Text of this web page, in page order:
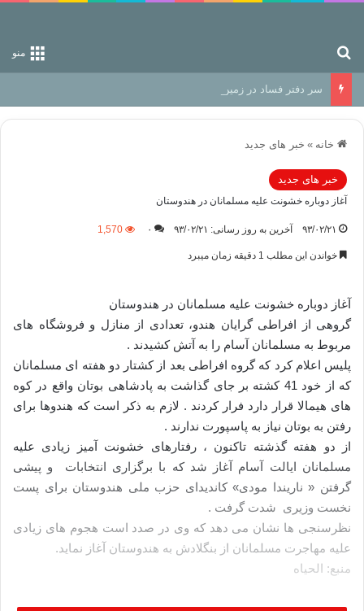
منو
سر دفتر فساد در زمین‌، دوری وکناره‌گیری از راه خداست‌!
خانه » خبر های جدید
خبر های جدید
آغاز دوباره خشونت علیه مسلمانان در هندوستان
۹۳/۰۲/۲۱ آخرین به روز رسانی: ۹۳/۰۲/۲۱ ۰ 1,570
خواندن این مطلب 1 دقیقه زمان میبرد
آغاز دوباره خشونت علیه مسلمانان در هندوستان
گروهی از افراطی گرایان هندو، تعدادی از منازل و فروشگاه های
مربوط به مسلمانان آسام را به آتش کشیدند .
پلیس اعلام کرد که گروه افراطی بعد از کشتار دو هفته ای مسلمانان
که از خود 41 کشته بر جای گذاشت به پادشاهی بوتان واقع در کوه
های هیمالا قرار دارد فرار کردند . لازم به ذکر است که هندوها برای
رفتن به بوتان نیاز به پاسپورت ندارند .
از دو هفته گذشته تاکنون ، رفتارهای خشونت آمیز زیادی علیه
مسلمانان ایالت آسام آغاز شد که با برگزاری انتخابات و پیشی
گرفتن « ناریندا مودی» کاندیدای حزب ملی هندوستان برای پست
نخست وزیری شدت گرفت .
نظرسنجی ها نشان می دهد که وی در صدد است هجوم های زیادی
علیه مهاجرت مسلمانان از بنگلادش به هندوستان آغاز نماید.
منبع: الحیاه